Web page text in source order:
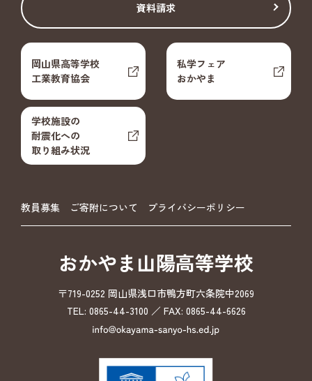
資料請求
岡山県高等学校
工業教育協会
私学フェア
おかやま
学校施設の
耐震化への
取り組み状況
教員募集 ご寄附について プライバシーポリシー
おかやま山陽高等学校
〒719-0252 岡山県浅口市鴨方町六条院中2069
TEL: 0865-44-3100 ／ FAX: 0865-44-6626